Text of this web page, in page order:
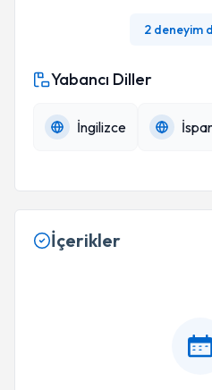
2 deneyim
Yabancı Diller
İngilizce
İçerikler